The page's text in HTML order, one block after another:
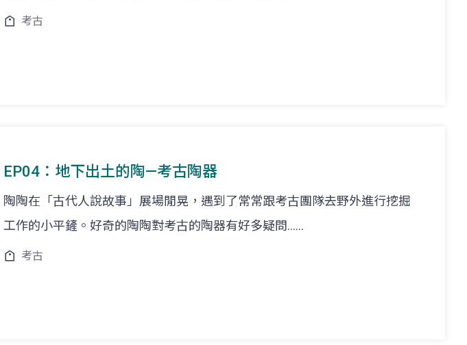
考古
EP04：地下出土的陶—考古陶器
陶陶在「古代人說故事」展場閒晃，遇到了常常跟考古團隊去野外進行挖掘
工作的小平鏟。好奇的陶陶對考古的陶器有好多疑問......
考古